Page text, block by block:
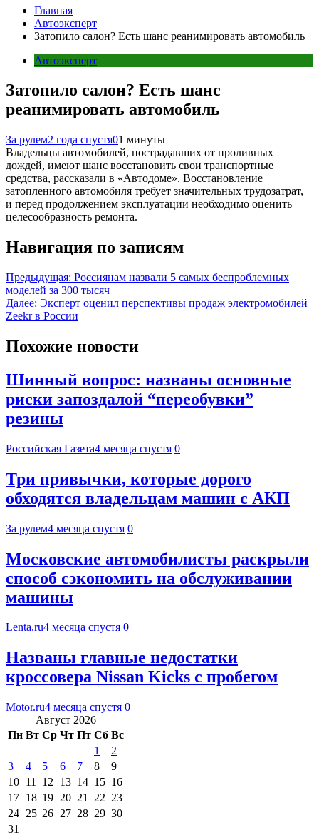
Главная
Автоэксперт
Затопило салон? Есть шанс реанимировать автомобиль
Автоэксперт
Затопило салон? Есть шанс
реанимировать автомобиль
За рулем2 года спустя01 минуты
Владельцы автомобилей, пострадавших от проливных
дождей, имеют шанс восстановить свои транспортные
средства, рассказали в «Автодоме». Восстановление
затопленного автомобиля требует значительных трудозатрат,
и перед продолжением эксплуатации необходимо оценить
целесообразность ремонта.
Навигация по записям
Предыдущая: Россиянам назвали 5 самых беспроблемных
моделей за 300 тысяч
Далее: Эксперт оценил перспективы продаж электромобилей
Zeekr в России
Похожие новости
Шинный вопрос: названы основные
риски запоздалой “переобувки”
резины
Российская Газета4 месяца спустя 0
Три привычки, которые дорого
обходятся владельцам машин с АКП
За рулем4 месяца спустя 0
Московские автомобилисты раскрыли
способ сэкономить на обслуживании
машины
Lenta.ru4 месяца спустя 0
Названы главные недостатки
кроссовера Nissan Kicks с пробегом
Motor.ru4 месяца спустя 0
Август 2026
Пн Вт Ср Чт Пт Сб Вс
1
2
3
4 5 6 7 8
9
10 11 12 13 14 15 16
17 18 19 20 21 22 23
24 25 26 27 28 29 30
31